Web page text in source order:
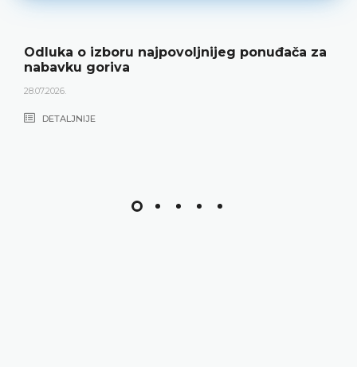
Odluka o izboru najpovoljnijeg ponuđača za
nabavku goriva
28.07.2026.
DETALJNIJE